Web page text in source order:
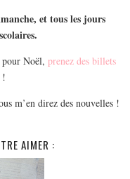
et tous les jours
pour Noël, prenez des billets
m’en direz des nouvelles !
AIMER :